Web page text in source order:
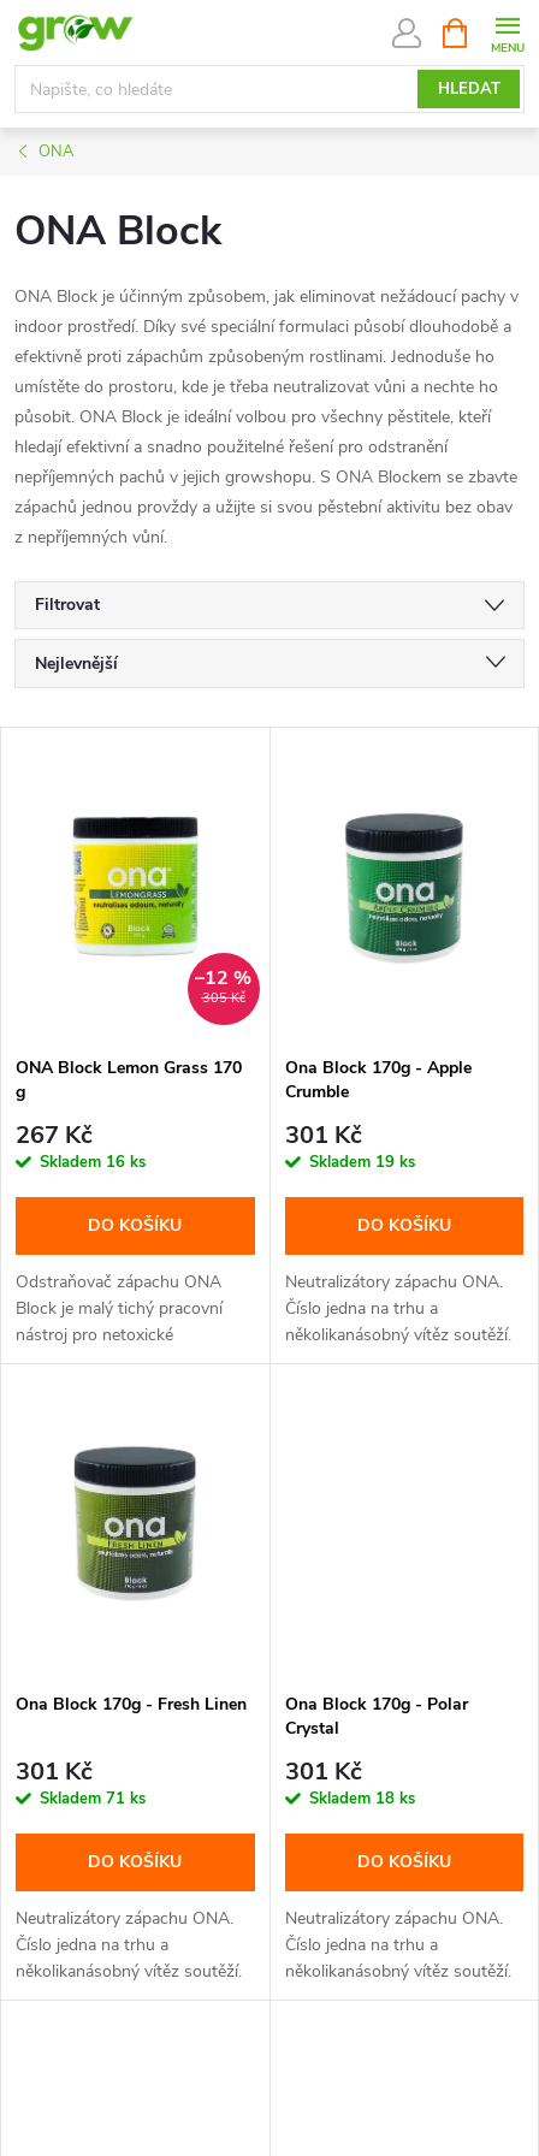
Přejít
obsah
HLEDAT
NÁKUPNÍ
KOŠÍK
ONA
ONA Block
ONA Block je účinným způsobem, jak eliminovat nežádoucí pachy v
indoor prostředí. Díky své speciální formulaci působí dlouhodobě a
efektivně proti zápachům způsobeným rostlinami. Jednoduše ho
umístěte do prostoru, kde je třeba neutralizovat vůni a nechte ho
působit. ONA Block je ideální volbou pro všechny pěstitele, kteří
hledají efektivní a snadno použitelné řešení pro odstranění
nepříjemných pachů v jejich growshopu. S ONA Blockem se zbavte
zápachů jednou provždy a užijte si svou pěstební aktivitu bez obav
z nepříjemných vůní.
Filtrovat
Ř
a
r
o
d
u
k
Nejlevnější
p
r
o
u
k
305 Kč
–12 %
ONA Block Lemon Grass 170
g
267 Kč
Skladem 16 ks
DO KOŠÍKU
Odstraňovač zápachu ONA
Block je malý tichý pracovní
nástroj pro netoxické
odstraňování...
Ona Block 170g - Apple
Crumble
301 Kč
Skladem 19 ks
DO KOŠÍKU
Neutralizátory zápachu ONA.
Číslo jedna na trhu a
několikanásobný vítěz soutěží.
S ONA...
Ona Block 170g - Fresh Linen
301 Kč
Skladem 71 ks
DO KOŠÍKU
Neutralizátory zápachu ONA.
Číslo jedna na trhu a
několikanásobný vítěz soutěží.
S ONA...
Ona Block 170g - Polar
Crystal
301 Kč
Skladem 18 ks
DO KOŠÍKU
Neutralizátory zápachu ONA.
Číslo jedna na trhu a
několikanásobný vítěz soutěží.
S ONA...